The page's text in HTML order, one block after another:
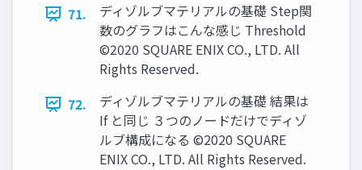
71.
ディゾルブマテリアルの基礎 Step関
数のグラフはこんな感じ Threshold
©2020 SQUARE ENIX CO., LTD. All
Rights Reserved.
72.
ディゾルブマテリアルの基礎 結果は
If と同じ ３つのノードだけでディゾ
ルブ構成になる ©2020 SQUARE
ENIX CO., LTD. All Rights Reserved.